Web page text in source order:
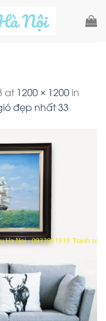
at 1200 × 1200 in
đẹp nhất 33